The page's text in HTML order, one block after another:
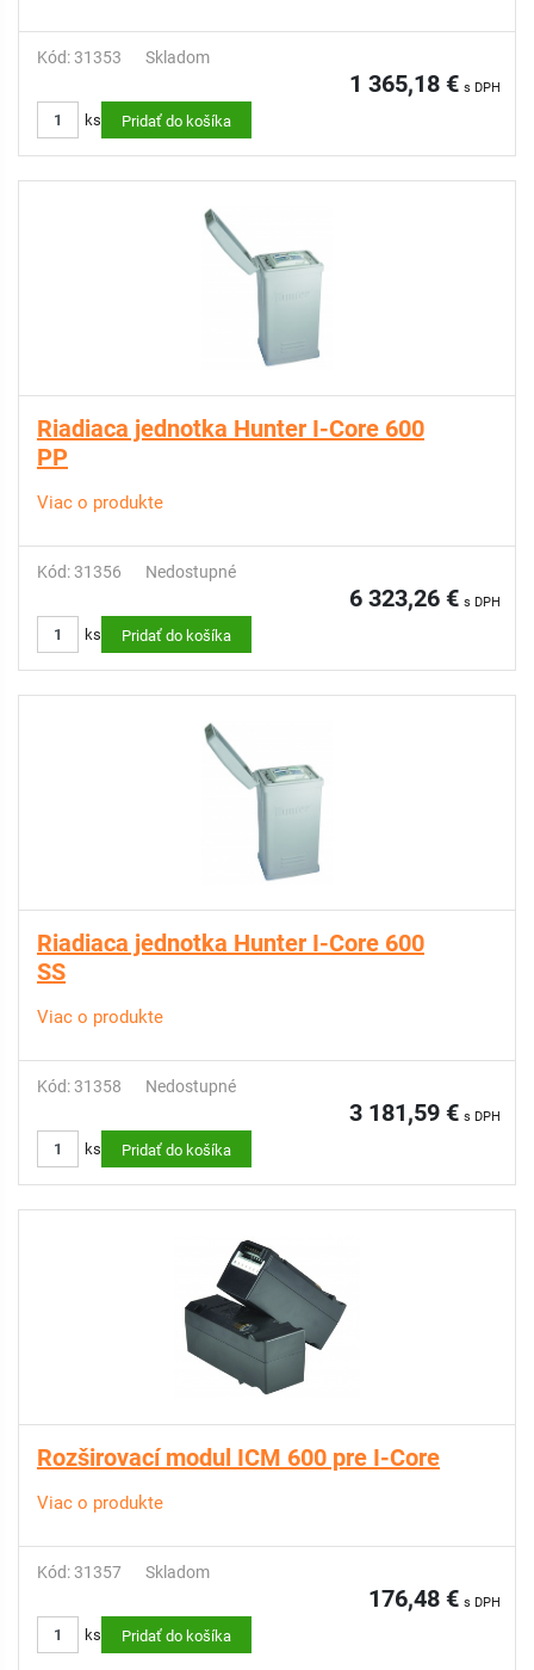
Kód: 31353 Skladom
1 365,18 € s DPH
ks Pridať do košíka
Riadiaca jednotka Hunter I-Core 600
PP
Viac o produkte
Kód: 31356 Nedostupné
6 323,26 € s DPH
ks Pridať do košíka
Riadiaca jednotka Hunter I-Core 600
SS
Viac o produkte
Kód: 31358 Nedostupné
3 181,59 € s DPH
ks Pridať do košíka
Rozširovací modul ICM 600 pre I-Core
Viac o produkte
Kód: 31357 Skladom
176,48 € s DPH
ks Pridať do košíka